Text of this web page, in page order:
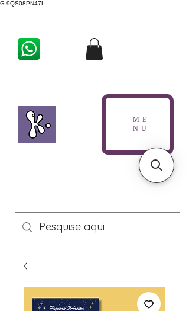
G-9QS08PN47L
ME
NU